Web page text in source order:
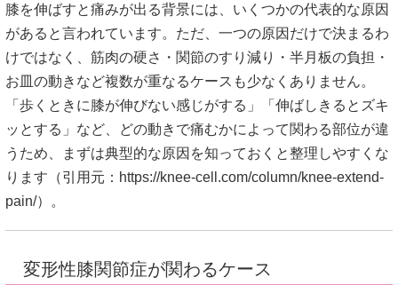
膝を伸ばすと痛みが出る背景には、いくつかの代表的な原因
があると言われています。ただ、一つの原因だけで決まるわ
けではなく、筋肉の硬さ・関節のすり減り・半月板の負担・
お皿の動きなど複数が重なるケースも少なくありません。
「歩くときに膝が伸びない感じがする」「伸ばしきるとズキ
ッとする」など、どの動きで痛むかによって関わる部位が違
うため、まずは典型的な原因を知っておくと整理しやすくな
ります（引用元： https://knee-cell.com/column/knee-extend-
pain/）。
変形性膝関節症が関わるケース